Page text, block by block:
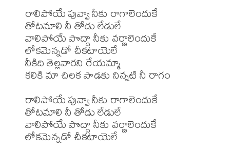
రాలిపోయే పువ్వా నీకు రాగాలెందుకే
తోటమాలి నీ తోడు లేడులే
వాలిపోయే పొద్దా నీకు వర్ణాలెందుకే
లోకమెన్నడో చీకటాయెలే
నీకిది తెల్లవారని రేయమ్మా
కలికి మా చిలక పాడకు నిన్నటి నీ రాగం
రాలిపోయే పువ్వా నీకు రాగాలెందుకే
తోటమాలి నీ తోడు లేడులే
వాలిపోయే పొద్దా నీకు వర్ణాలెందుకే
లోకమెన్నడో చీకటాయెలే